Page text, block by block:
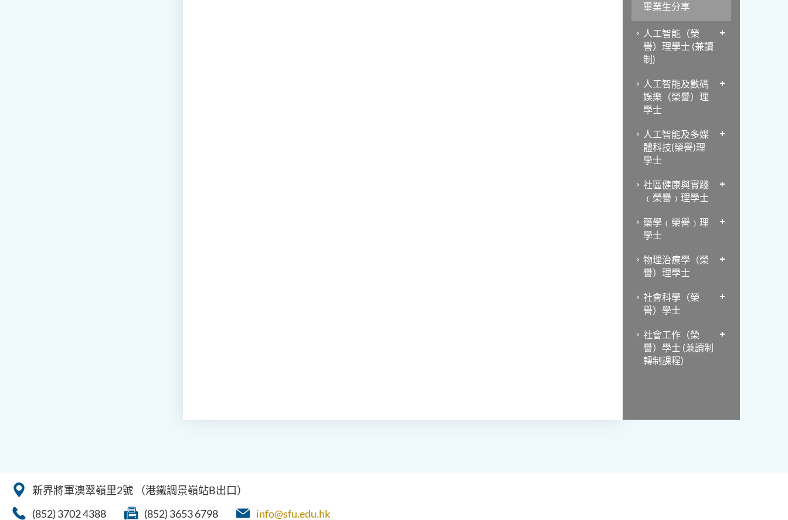
畢業生分享
人工智能（榮
譽）理學士 (兼讀
制)
人工智能及數碼
娛樂（榮譽）理
學士
人工智能及多媒
體科技(榮譽)理
學士
社區健康與實踐
﹙榮譽﹚理學士
藥學﹙榮譽﹚理
學士
物理治療學（榮
譽）理學士
社會科學（榮
譽）學士
社會工作（榮
譽）學士 (兼讀制
轉制課程)
新界將軍澳翠嶺里2號
（港鐵調景嶺站B出口）
(852) 3702 4388
(852) 3653 6798 info@sfu.edu.hk